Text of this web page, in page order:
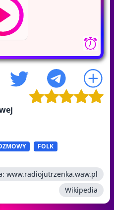
FOLK
www.radiojutrzenka.waw.pl
Wikipedia